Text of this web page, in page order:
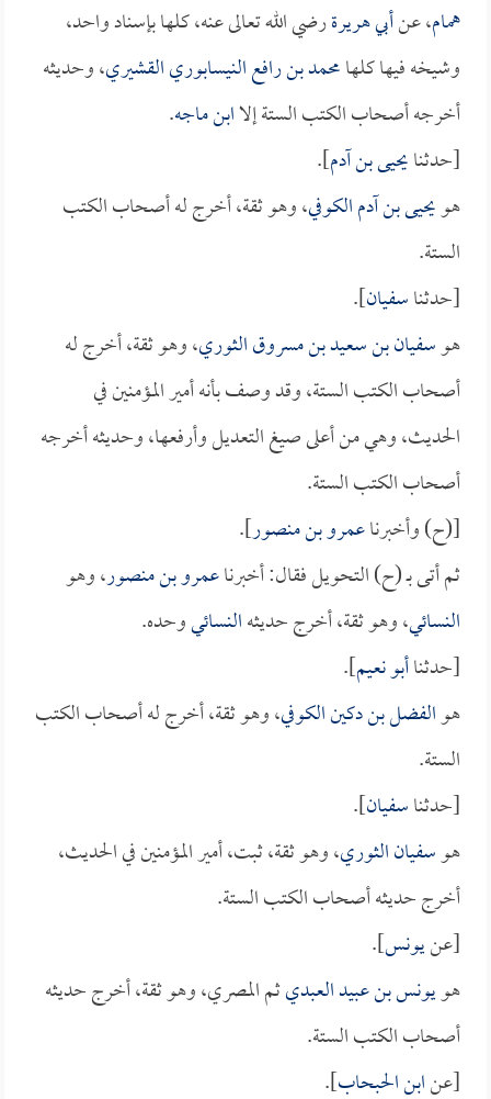
همام، عنأبي هريرةرضي الله تعالى عنه، كلها بإسناد واحد،
وشيخه فيها كلهامحمد بن رافع النيسابوري القشيري، وحديثه
أخرجه أصحاب الكتب الستة إلاابن ماجه.
[حدثنايحيى بن آدم].
هويحيى بن آدم الكوفي، وهو ثقة، أخرج له أصحاب الكتب
الستة.
[حدثناسفيان].
هوسفيان بن سعيد بن مسروق الثوري، وهو ثقة، أخرج له
أصحاب الكتب الستة، وقد وصف بأنه أمير المؤمنين في
الحديث، وهي من أعلى صيغ التعديل وأرفعها، وحديثه أخرجه
أصحاب الكتب الستة.
[(ح) وأخبرناعمرو بن منصور].
ثم أتى بـ (ح) التحويل فقال: أخبرناعمرو بن منصور، وهو
النسائي، وهو ثقة، أخرج حديثهالنسائيوحده.
[حدثناأبو نعيم].
هوالفضل بن دكين الكوفي، وهو ثقة، أخرج له أصحاب الكتب
الستة.
[حدثناسفيان].
هوسفيان الثوري، وهو ثقة، ثبت، أمير المؤمنين في الحديث،
أخرج حديثه أصحاب الكتب الستة.
[عنيونس].
هويونس بن عبيد العبديثم المصري، وهو ثقة، أخرج حديثه
أصحاب الكتب الستة.
[عنابن الحبحاب].